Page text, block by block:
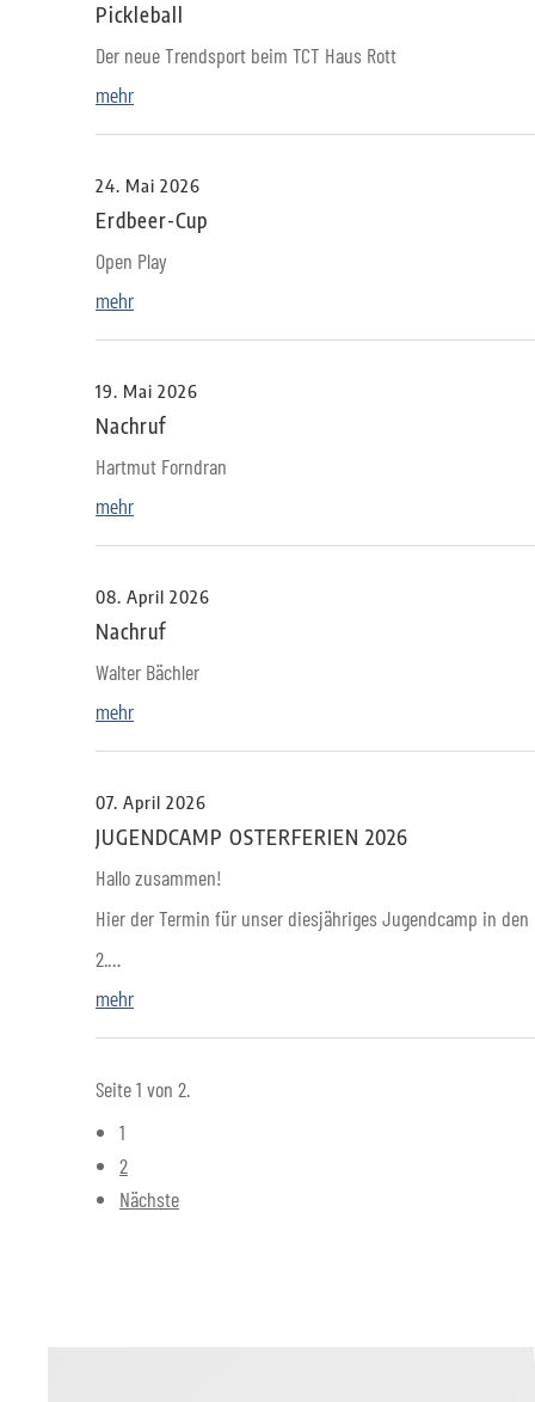
Pickleball
Der neue Trendsport beim TCT Haus Rott
mehr
24. Mai 2026
Erdbeer-Cup
Open Play
mehr
19. Mai 2026
Nachruf
Hartmut Forndran
mehr
08. April 2026
Nachruf
Walter Bächler
mehr
07. April 2026
JUGENDCAMP OSTERFERIEN 2026
Hallo zusammen!
Hier der Termin für unser diesjähriges Jugendcamp in den
2.…
mehr
Seite 1 von 2.
1
2
Nächste